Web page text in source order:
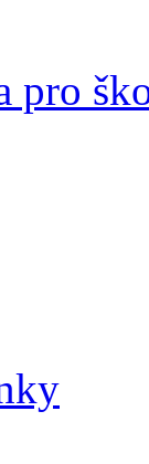
pro